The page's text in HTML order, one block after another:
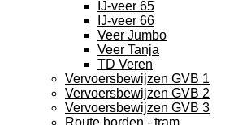
IJ-veer 65
IJ-veer 66
Veer Jumbo
Veer Tanja
TD Veren
Vervoersbewijzen GVB 1
Vervoersbewijzen GVB 2
Vervoersbewijzen GVB 3
Route borden - tram